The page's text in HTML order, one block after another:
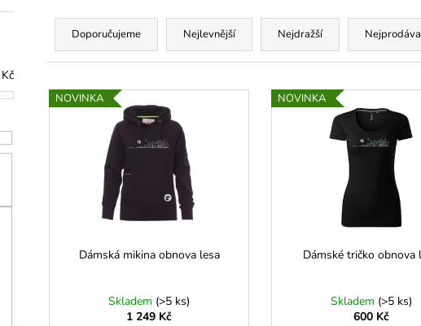
Kč
Ř
z
n
Doporučujeme Nejlevnější Nejdražší
V
ýNOVINKA
Dámská mikina obnova lesa
Skladem (>5 ks)
1 249 Kč
NOVINKA
Dámské tričko obnova
Skladem (>5 ks)
600 Kč